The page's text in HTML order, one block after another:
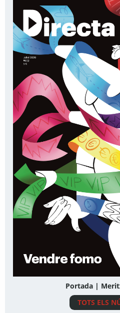
Portada |
TOTS ELS